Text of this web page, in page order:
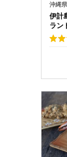
沖縄
伊計
ラン